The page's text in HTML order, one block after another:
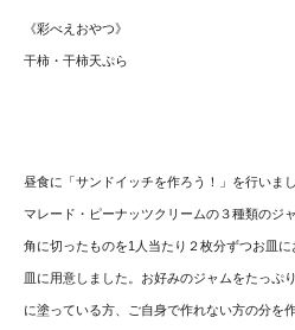
《彩べえおやつ》
干柿・干柿天ぷら
昼食に「サンドイッチを作ろう！」を行い
マレード・ ピーナッツクリームの３種類のジ
角に切ったものを1人当たり２枚分ずつお皿に
皿に用意しました。 お好みのジャムをたっぷ
に塗っている方、 ご自身で作れない方の分を